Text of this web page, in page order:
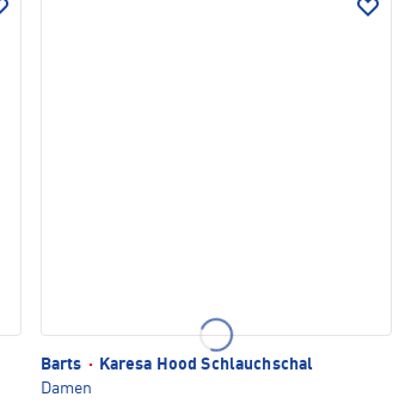
Barts ·
Karesa Hood Schlauchschal
Damen